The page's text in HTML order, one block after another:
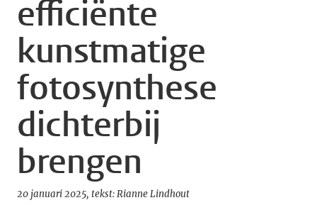
efficiënte
kunstmatige
fotosynthese
dichterbij
brengen
20 januari 2025 tekst: Rianne Lindhout